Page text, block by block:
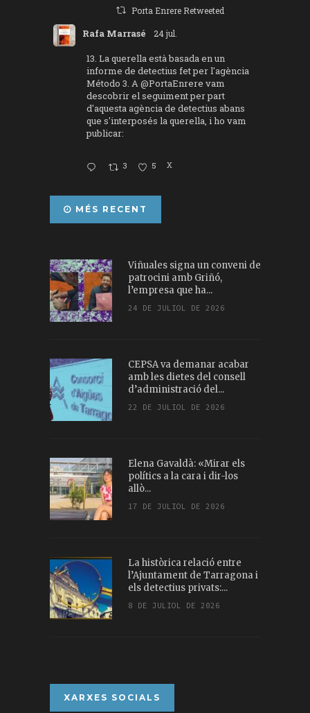
Porta Enrere Retweeted
Rafa Marrasé 24 jul.
13. La querella està basada en un
informe de detectius fet per l'agència
Método 3. A@PortaEnrere vam
descobrir el seguiment per part
d'aquesta agència de detectius abans
que s'interposés la querella, i ho vam
publicar:
3 5 X
MÉS RECENT
Viñuales signa un conveni de
patrocini amb Griñó,
l’empresa que ha...
24 DE JULIOL DE 2026
CEPSA va demanar acabar
amb les dietes del consell
d’administració del...
22 DE JULIOL DE 2026
Elena Gavaldà: «Mirar els
polítics a la cara i dir-los
allò...
17 DE JULIOL DE 2026
La històrica relació entre
l’Ajuntament de Tarragona i
els detectius privats:...
8 DE JULIOL DE 2026
XARXES SOCIALS